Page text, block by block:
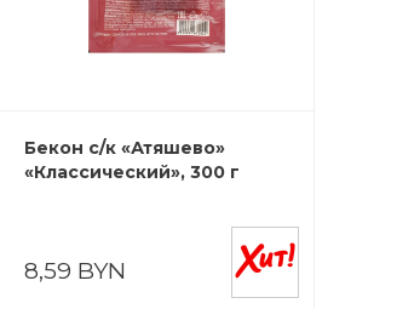
Бекон с/к «Атяшево»
«Классический», 300 г
8,59 BYN